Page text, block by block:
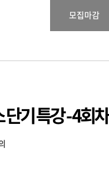
모집마감
기 특강 - 4회차